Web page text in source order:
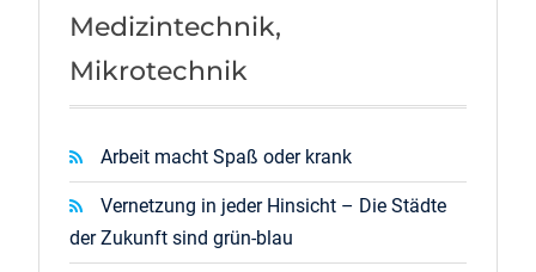
Medizintechnik,
Mikrotechnik
Arbeit macht Spaß oder krank
Vernetzung in jeder Hinsicht – Die Städte
der Zukunft sind grün-blau